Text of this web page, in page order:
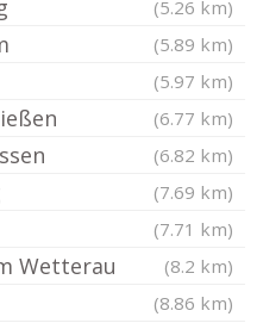
(5.26 km)
(5.89 km)
(5.97 km)
(6.77 km)
(6.82 km)
(7.69 km)
(7.71 km)
Wetterau (8.2 km)
(8.86 km)